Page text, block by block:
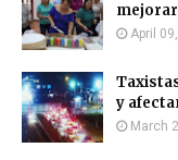
mejorar
April
y
March